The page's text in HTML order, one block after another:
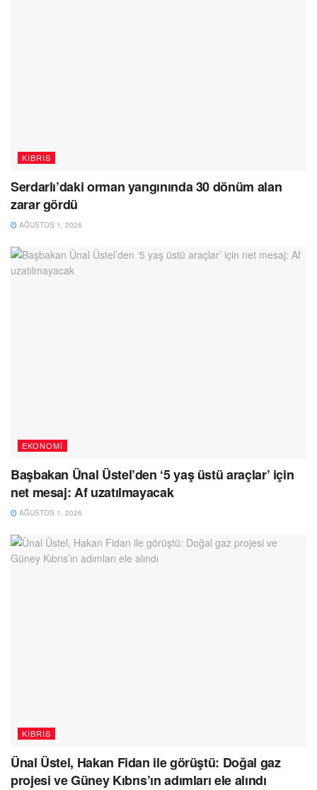
KIBRIS
Serdarlı’daki orman yangınında 30 dönüm alan
zarar gördü
AĞUSTOS 1, 2026
EKONOMI
Başbakan Ünal Üstel’den ‘5 yaş üstü araçlar’ için
net mesaj: Af uzatılmayacak
AĞUSTOS 1, 2026
KIBRIS
Ünal Üstel, Hakan Fidan ile görüştü: Doğal gaz
projesi ve Güney Kıbrıs’ın adımları ele alındı